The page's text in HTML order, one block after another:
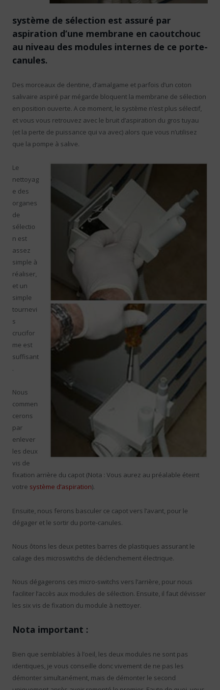
système de sélection est assuré par
aspiration d’une membrane en caoutchouc
au niveau des modules internes de ce porte-
canules.
Des morceaux de dentine, d’amalgame et parfois d’un coton
salivaire aspiré par mégarde bloquent la membrane de sélection
en position ouverte. A ce moment, le système n’est plus sélectif,
et vous vous retrouvez avec le bruit d’aspiration du gros tuyau
(et la perte de puissance qui va avec) alors que vous n’utilisez
que la pompe à salive.
Le
nettoyag
e des
organes
de
sélectio
n est
assez
simple à
réaliser,
et un
simple
tournevi
s
crucifor
me est
suffisant
.
Nous
commen
cerons
par
enlever
les deux
vis de
fixation arrière du capot (Nota : Vous aurez au préalable éteint
votre système d’aspiration).
Ensuite, nous ferons basculer ce capot vers l’avant, pour le
dégager et le sortir du porte-canules.
Nous ôtons les deux petites barres de plastiques assurant le
calage des microswitchs de déclenchement électrique.
Nous dégagerons ces micro-switchs vers l’arrière, pour nous
faciliter l’accès aux modules de sélection. Ensuite, il faut dévisser
les six vis de fixation du module à nettoyer.
Nota important :
Bien que semblables à l’oeil, les deux modules ne sont pas
identiques, je vous conseille donc vivement de ne pas les
démonter simultanément, mais de démonter le second